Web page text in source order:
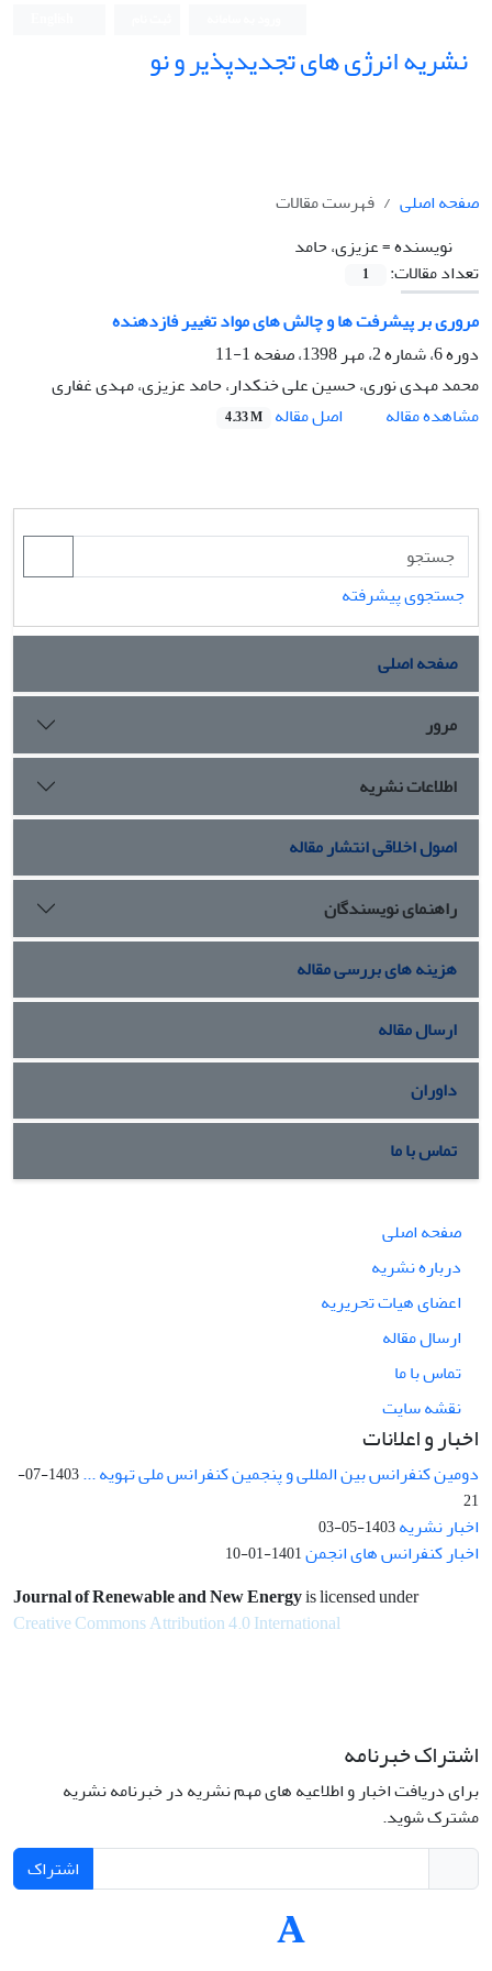
نشریه انرژی های تجدیدپذیر و نو
صفحه اصلی
فهرست مقالات
نویسنده =عزیزی، حامد
تعداد مقالات:
1
مروری بر پیشرفت ها و چالش های مواد تغییر فازدهنده
دوره 6، شماره 2، مهر 1398، صفحه
1-11
محمد مهدی نوری، حسین علی خنکدار، حامد عزیزی، مهدی غفاری
مشاهده مقاله
اصل مقاله 4.33 M
جستجوی پیشرفته
صفحه اصلی
مرور
اطلاعات نشریه
اصول اخلاقی انتشار مقاله
راهنمای نویسندگان
هزینه های بررسی مقاله
ارسال مقاله
داوران
تماس با ما
صفحه اصلی
درباره نشریه
اعضای هیات تحریریه
ارسال مقاله
تماس با ما
نقشه سایت
اخبار و اعلانات
دومین کنفرانس بین المللی و پنجمین کنفرانس ملی تهویه ...
1403-07-
21
اخبار نشریه1403-05-03
اخبار کنفرانس های انجمن1401-01-10
Journal of Renewable and New Energyis licensed under
Creative Commons Attribution 4.0 International
اشتراک خبرنامه
برای دریافت اخبار و اطلاعیه های مهم نشریه در خبرنامه نشریه
مشترک شوید.
اشتراک